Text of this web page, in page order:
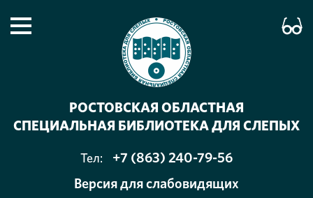
РОСТОВСКАЯ ОБЛАСТНАЯ
СПЕЦИАЛЬНАЯ БИБЛИОТЕКА ДЛЯ СЛЕПЫХ
Тел:
+7 (863) 240-79-56
Версия для слабовидящих